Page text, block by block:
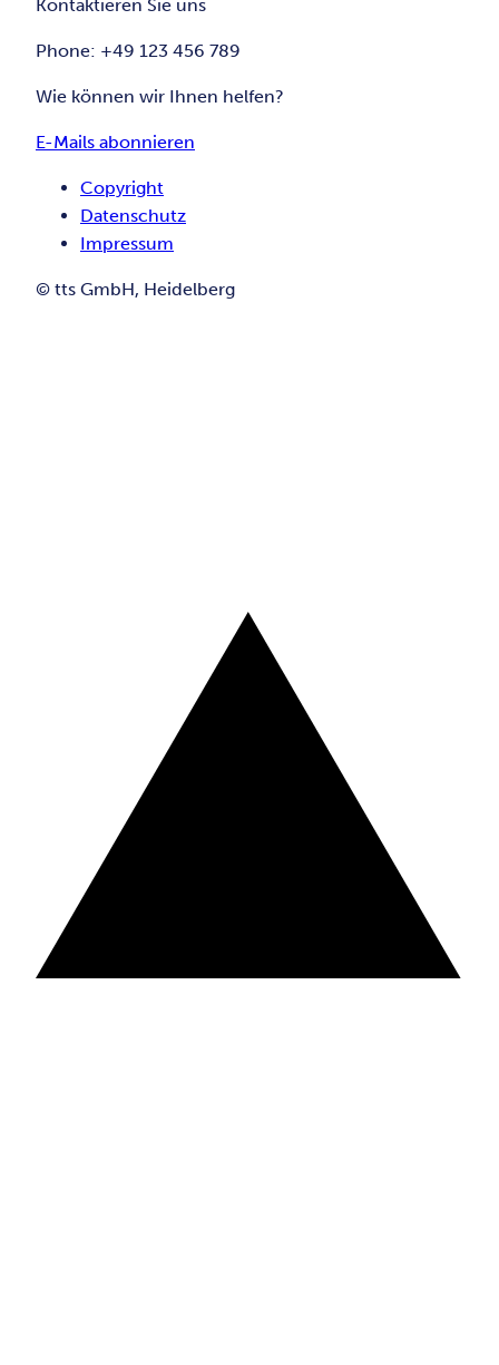
Kontaktieren Sie uns
Phone: +49 123 456 789
Wie können wir Ihnen helfen?
E-Mails abonnieren
Copyright
Datenschutz
Impressum
© tts GmbH, Heidelberg